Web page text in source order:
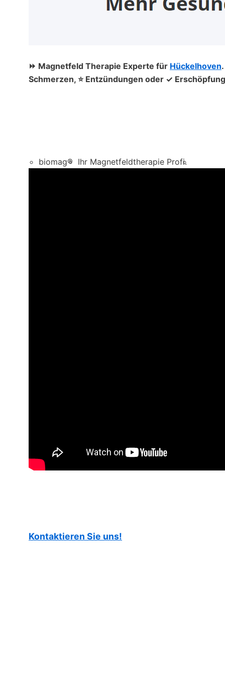
⏩ Magnetfeld Therapie Experte für Hückelhoven
Schmerzen, ⭐ Entzündungen oder ✓
biomag® Ihr Magnetfeldtherapie Profi.
Kontaktieren Sie uns!